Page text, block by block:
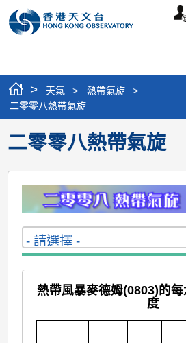
個
> 天氣 > 熱帶氣旋
>
二零零八熱帶氣旋
二零零八熱帶氣旋
熱帶風暴麥德姆(0803)的
度